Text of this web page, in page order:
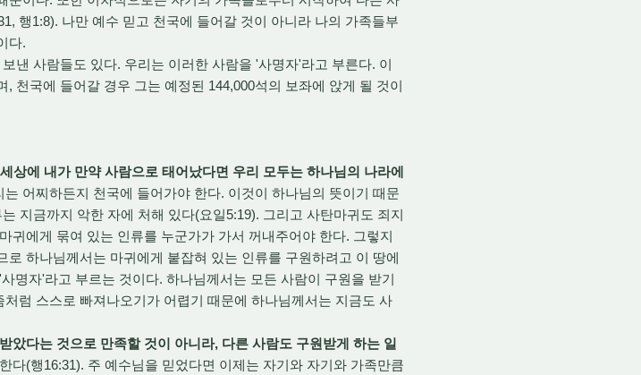
행1:8). 나만 예수 믿고 천국에 들어갈 것이 아니라 나의 가족들부
다.
낸 사람들도 있다. 우리는 이러한 사람을 '사명자'라고 부른다. 이
천국에 들어갈 경우 그는 예정된 144,000석의 보좌에 앉게 될 것이
상에 내가 만약 사람으로 태어났다면 우리 모두는 하나님의 나라에
어찌하든지 천국에 들어가야 한다. 이것이 하나님의 뜻이기 때문
지금까지 악한 자에 처해 있다(요일5:19). 그리고 사탄마귀도 죄지
귀에게 묶여 있는 인류를 누군가가 가서 꺼내주어야 한다. 그렇지
하나님께서는 마귀에게 붙잡혀 있는 인류를 구원하려고 이 땅에
명자'라고 부르는 것이다. 하나님께서는 모든 사람이 구원을 받기
럼 스스로 빠져나오기가 어렵기 때문에 하나님께서는 지금도 사
았다는 것으로 만족할 것이 아니라, 다른 사람도 구원받게 하는 일
다(행16:31). 주 예수님을 믿었다면 이제는 자기와 자기와 가족만큼